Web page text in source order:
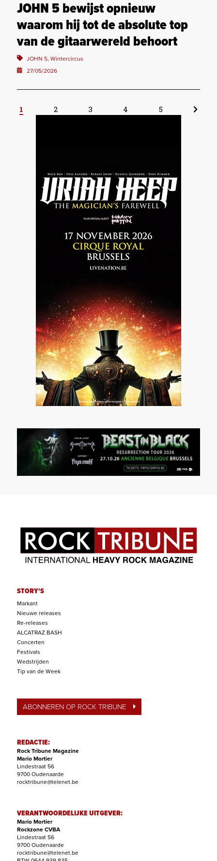
JOHN 5 bewijst opnieuw
waarom hij tot de absolute top
van de gitaarwereld behoort
JOHN 5, Wintercircus
27/05/2026
1 2 3 4 5
STORY'S
Markant
Nieuwe releases
Re-releases
ALCATRAZ BASH
Concerten
Festivals
Wedstrijden
Tip van de Week
ABONNEREN OP ROCK TRIBUNE
REDACTIE:
Rock Tribune Magazine
Mario Mortier
Lindestraat 56
9700 Oudenaarde
rocktribune@telenet.be
VERANTWOORDELIJKE UITGEVER:
Mario Mortier
Rockzone CVBA
Lindestraat 56
9700 Oudenaarde
rocktribune@telenet.be